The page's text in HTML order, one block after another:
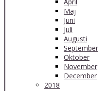
Maj
Juni
Juli
Augusti
September
Oktober
November
December
2018